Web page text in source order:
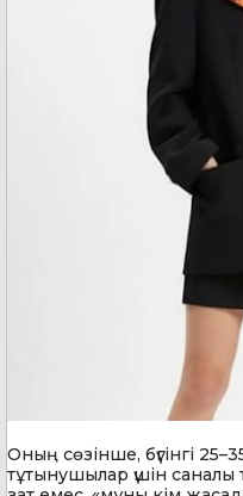
Оның сөзінше, бүгінгі
тұтынушылар үшін